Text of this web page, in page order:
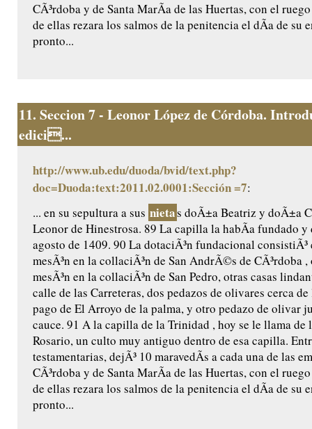
CÃ³rdoba y de Santa MarÃ­a de las Huertas, con el
de ellas rezara los salmos de la penitencia el dÃ­a de su
pronto...
11. Seccion 7 - Leonor López de Córdoba.
edici...
http://www.ub.edu/duoda/bvid/text.php?
doc=Duoda:text:2011.02.0001:Sección =7:
... en su sepultura a sus nietas doÃ±a Beatriz y doÃ±a
Leonor de Hinestrosa. 89 La capilla la habÃ­a fundado y
agosto de 1409. 90 La dotaciÃ³n fundacional consistiÃ³
mesÃ³n en la collaciÃ³n de San AndrÃ©s de CÃ³rdoba ,
mesÃ³n en la collaciÃ³n de San Pedro, otras casas
calle de las Carreteras, dos pedazos de olivares cerca
pago de El Arroyo de la palma, y otro pedazo de olivar
cauce. 91 A la capilla de la Trinidad , hoy se le llama de
Rosario, un culto muy antiguo dentro de esa capilla.
testamentarias, dejÃ³ 10 maravedÃ­s a cada una de las
CÃ³rdoba y de Santa MarÃ­a de las Huertas, con el
de ellas rezara los salmos de la penitencia el dÃ­a de su
pronto...